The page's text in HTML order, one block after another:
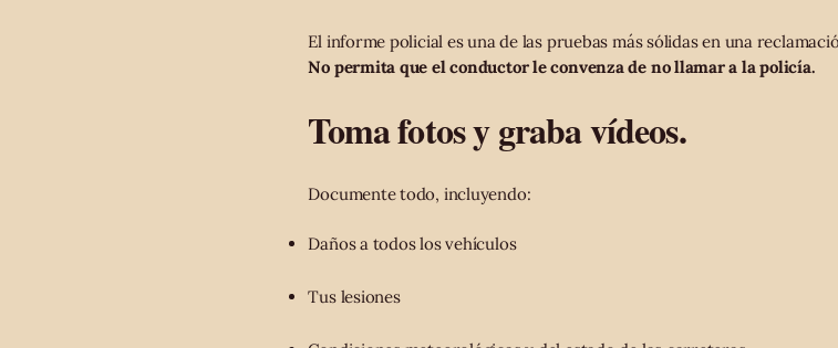
El informe policial es una de las pruebas más sólidas en una
No permita que el conductor le convenza de no llamar a la policía.
Toma fotos y graba vídeos.
Documente todo, incluyendo:
Daños a todos los vehículos
Tus lesiones